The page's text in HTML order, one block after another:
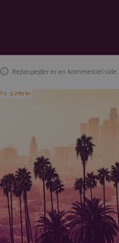
Rejsespejder er en kommerciel side.
fra 5.295 kr.